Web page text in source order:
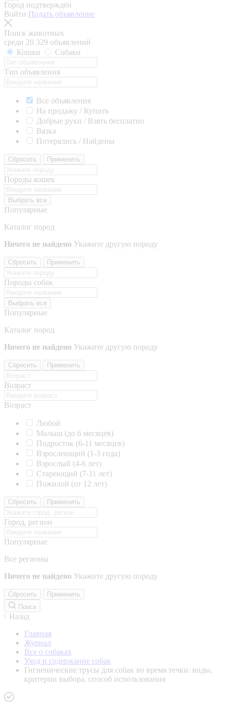
Город подтверждён
Войти Подать объявление
Поиск животных
среди 20 329 объявлений
Кошки
Собаки
Тип объявления
Все объявления
На продажу / Купить
Добрые руки / Взять бесплатно
Вязка
Потерялись / Найдены
Сбросить Применить
Породы кошек
Выбрать все
Популярные
Каталог пород
Ничего не найдено Укажите другую породу
Сбросить Применить
Породы собак
Выбрать все
Популярные
Каталог пород
Ничего не найдено Укажите другую породу
Сбросить Применить
Возраст
Возраст
Любой
Малыш (до 6 месяцев)
Подросток (6-11 месяцев)
Взрослеющий (1-3 года)
Взрослый (4-6 лет)
Стареющий (7-11 лет)
Пожилой (от 12 лет)
Сбросить Применить
Город, регион
Популярные
Все регионы
Ничего не найдено Укажите другую породу
Сбросить
Применить
Поиск
Назад
Главная
Журнал
Все о собаках
Уход и содержание собак
Гигиенические трусы для собак во время течки: виды,
критерии выбора, способ использования